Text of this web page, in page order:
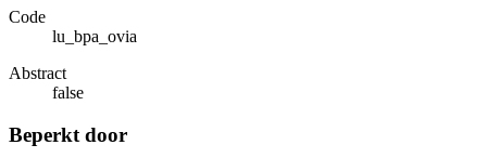
Code
lu_bpa_ovia
Abstract
false
Beperkt door